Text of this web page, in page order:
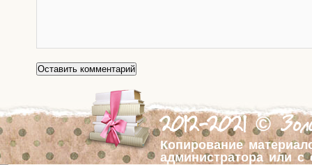
2012-2021 ©
Копирование
администратора или с